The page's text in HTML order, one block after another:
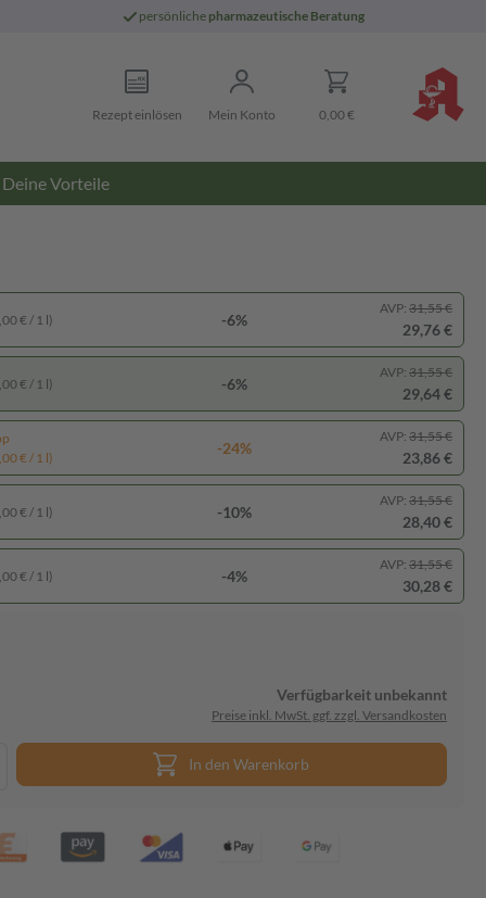
persönliche pharmazeutische Beratung
Rezept einlösen Mein Konto 0,00 €
Deine Vorteile
€ / 1 l) -6%
AVP: 31,55 €
29,76 €
€ / 1 l) -6%
AVP: 31,55 €
29,64 €
€ / 1 l)
-24%
AVP: 31,55 €
23,86 €
€ / 1 l) -10%
AVP: 31,55 €
28,40 €
€ / 1 l) -4%
AVP: 31,55 €
30,28 €
Verfügbarkeit unbekannt
Preise inkl. MwSt. ggf. zzgl. Versandkosten
In den Warenkorb